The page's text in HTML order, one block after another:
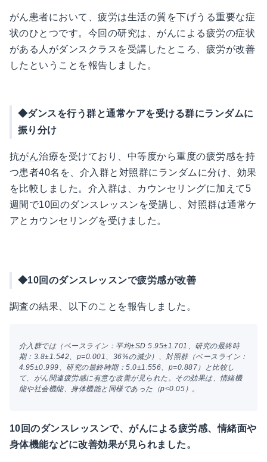
がん患者において、疲労は生活の質を下げうる重要な症
状のひとつです。今回の研究は、がんによる疲労の症状
がある人がダンスクラスを受講したところ、疲労が改善
したということを報告しました。
◆ダンスを行う群と通常ケアを受ける群にランダムに
振り分け
抗がん治療を受けており、中等度から重度の疲労感を持
つ患者40名を、介入群と対照群にランダムに分け、効果
を比較しました。介入群は、カウンセリングに加えて5
週間で10回のダンスレッスンを受講し、対照群は通常ケ
アとカウンセリングを受けました。
◆10回のダンスレッスンで疲労感が改善
調査の結果、以下のことを報告しました。
介入群では（ベースライン：平均±SD 5.95±1.701、研究の最終時
期：3.8±1.542、p=0.001、36%の減少）、対照群（ベースライン：
4.95±0.999、研究の最終時期：5.0±1.556、p=0.887）と比較し
て、がん関連疲労感に有意な改善が見られた。その効果は、情緒機
能や社会機能、身体機能と同様であった（p<0.05）。
10回のダンスレッスンで、がんによる疲労感、情緒面や
身体機能などに改善効果が見られました。